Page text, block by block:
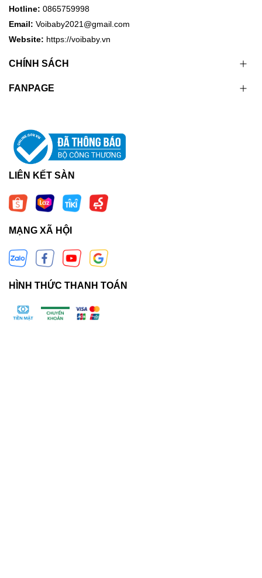
Hotline: 0865759998
Email: Voibaby2021@gmail.com
Website: https://voibaby.vn
CHÍNH SÁCH
FANPAGE
LIÊN KẾT SÀN
MẠNG XÃ HỘI
HÌNH THỨC THANH TOÁN